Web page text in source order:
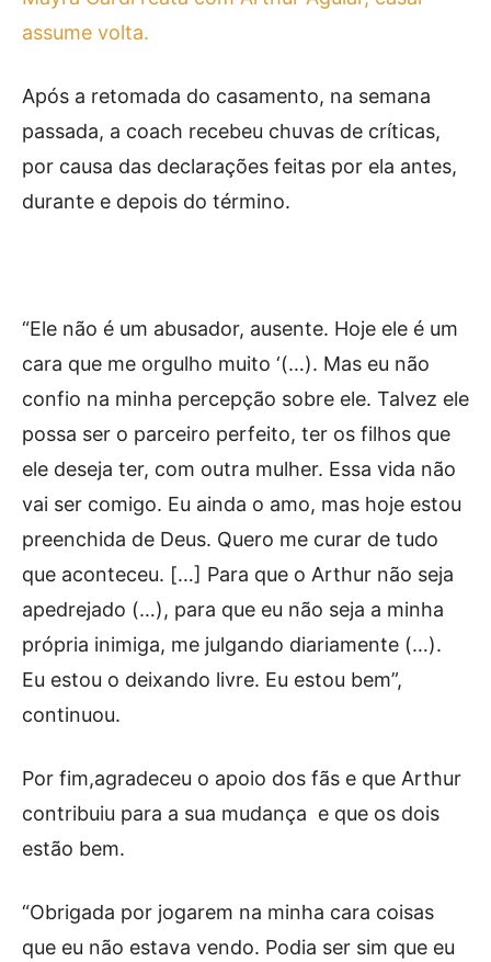
assume volta.
Após a retomada do casamento, na semana
passada, a coach recebeu chuvas de críticas,
por causa das declarações feitas por ela antes,
durante e depois do término.
“Ele não é um abusador, ausente. Hoje ele é um
cara que me orgulho muito ‘(…). Mas eu não
confio na minha percepção sobre ele. Talvez ele
possa ser o parceiro perfeito, ter os filhos que
ele deseja ter, com outra mulher. Essa vida não
vai ser comigo. Eu ainda o amo, mas hoje estou
preenchida de Deus. Quero me curar de tudo
que aconteceu. […] Para que o Arthur não seja
apedrejado (…), para que eu não seja a minha
própria inimiga, me julgando diariamente (…).
Eu estou o deixando livre. Eu estou bem”,
continuou.
Por fim,agradeceu o apoio dos fãs e que Arthur
contribuiu para a sua mudança e que os dois
estão bem.
“Obrigada por jogarem na minha cara coisas
que eu não estava vendo. Podia ser sim que eu